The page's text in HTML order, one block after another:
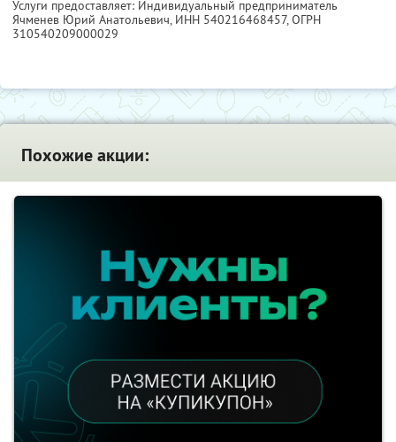
Услуги предоставляет: Индивидуальный предприниматель
Ячменев Юрий Анатольевич, ИНН 540216468457, ОГРН
310540209000029
Похожие акции: